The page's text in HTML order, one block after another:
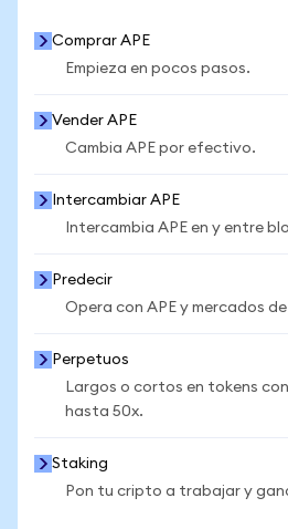
Comprar APE
Empieza en pocos pasos.
Vender APE
Cambia APE por efectivo.
Intercambiar APE
Intercambia APE en y entre
Predecir
Opera con APE y mercados
Perpetuos
Largos o cortos en tokens
hasta 50x.
Staking
Pon tu cripto a trabajar y